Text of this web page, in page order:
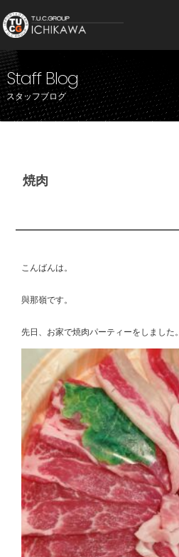
Staff Blog
スタッフブログ
焼肉
こんばんは。
與那嶺です。
先日、お家で焼肉パーティーをしました。